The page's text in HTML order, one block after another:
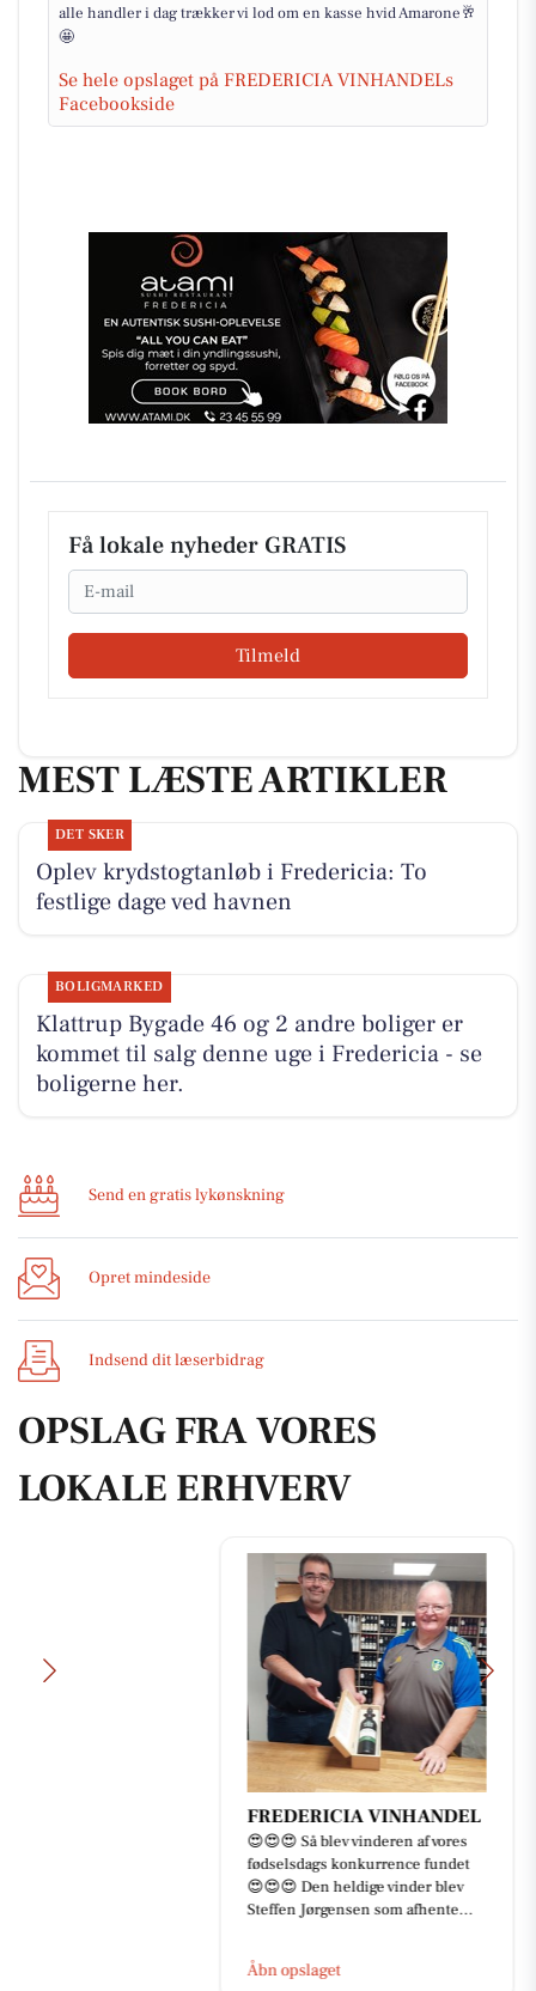
alle handler i dag trækker vi lod om en kasse hvid Amarone🥂
🤩
Se hele opslaget på FREDERICIA VINHANDELs
Facebookside
Få lokale nyheder GRATIS
Email
Tilmeld
MEST LÆSTE ARTIKLER
DET SKER
Oplev krydstogtanløb i Fredericia: To
festlige dage ved havnen
BOLIGMARKED
Klattrup Bygade 46 og 2 andre boliger er
kommet til salg denne uge i Fredericia - se
boligerne her.
Send en gratis lykønskning
Opret mindeside
Indsend dit læserbidrag
OPSLAG FRA VORES
LOKALE ERHVERV
FREDERICIA VINHANDEL
😍😍😍 Så blev vinderen af vores
fødselsdags konkurrence fundet
😍😍😍 Den heldige vinder blev
Steffen Jørgensen som afhente...